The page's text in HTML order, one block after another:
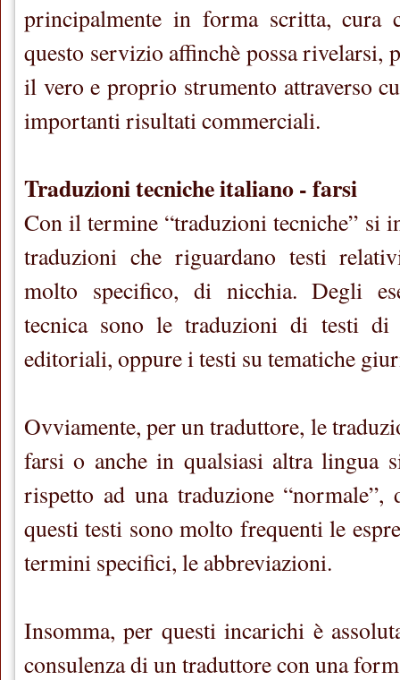
principalmente in forma scritta, cura
questo servizio affinchè possa rivelarsi,
il vero e proprio strumento attraverso
importanti risultati commerciali.
Traduzioni tecniche italiano - farsi
Con il termine “traduzioni tecniche” si
traduzioni che riguardano testi
molto specifico, di nicchia. Degli
tecnica sono le traduzioni di testi
editoriali, oppure i testi su tematiche
Ovviamente, per un traduttore, le
farsi o anche in qualsiasi altra lingua
rispetto ad una traduzione
questi testi sono molto frequenti le
termini specifici, le abbreviazioni.
Insomma, per questi incarichi è
consulenza di un traduttore con una